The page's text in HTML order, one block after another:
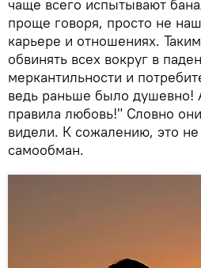
чаще всего испытывают
проще говоря, просто не
карьере и отношениях.
обвинять всех вокруг в
меркантильности и
ведь раньше было душевно!
правила любовь!" Словно
видели. К сожалению, это
самообман.